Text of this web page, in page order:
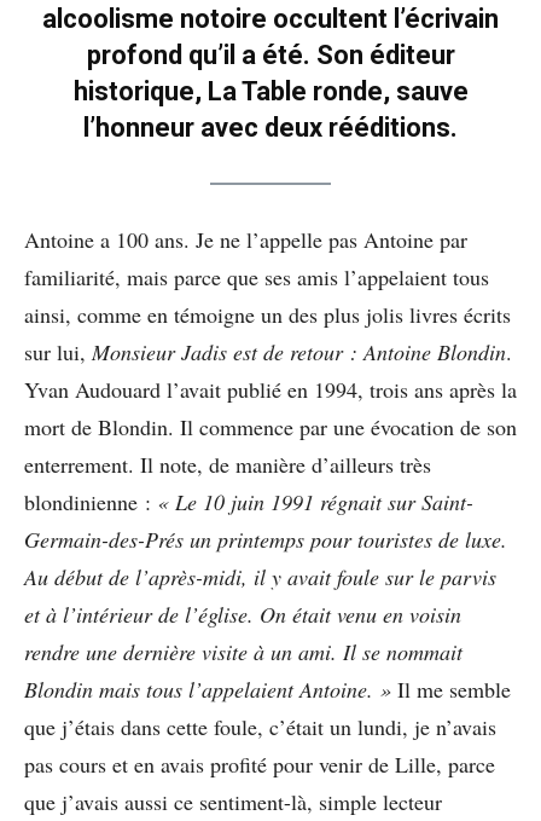
alcoolisme notoire occultent l’écrivain
profond qu’il a été. Son éditeur
historique, La Table ronde, sauve
l’honneur avec deux rééditions.
Antoine a 100 ans. Je ne l’appelle pas Antoine par
familiarité, mais parce que ses amis l’appelaient tous
ainsi, comme en témoigne un des plus jolis livres écrits
sur lui, Monsieur Jadis est de retour : Antoine Blondin.
Yvan Audouard l’avait publié en 1994, trois ans après la
mort de Blondin. Il commence par une évocation de son
enterrement. Il note, de manière d’ailleurs très
blondinienne : « Le 10 juin 1991 régnait sur Saint-
Germain-des-Prés un printemps pour touristes de luxe.
Au début de l’après-midi, il y avait foule sur le parvis
et à l’intérieur de l’église. On était venu en voisin
rendre une dernière visite à un ami. Il se nommait
Blondin mais tous l’appelaient Antoine. » Il me semble
que j’étais dans cette foule, c’était un lundi, je n’avais
pas cours et en avais profité pour venir de Lille, parce
que j’avais aussi ce sentiment-là, simple lecteur